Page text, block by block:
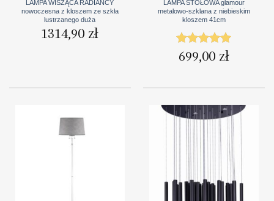
LAMPA WISZĄCA RADIANCY
nowoczesna z kloszem ze szkła
lustrzanego duża
1314,90 zł
LAMPA STOŁOWA glamour
metalowo-szklana z niebieskim
kloszem 41cm
Oceniono5
na 5
699,00 zł